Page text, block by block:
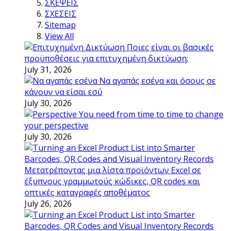
ΣΚΕΨΕΙΣ
ΣΧΕΣΕΙΣ
Sitemap
View All
Ποιες είναι οι βασικές
προϋποθέσεις για επιτυχημένη δικτύωση;
July 31, 2026
Να αγαπάς εσένα και όσους σε
κάνουν να είσαι εσύ
July 30, 2026
You need from time to time to change
your perspective
July 30, 2026
Μετατρέποντας μια λίστα προϊόντων Excel σε
έξυπνους γραμμωτούς κώδικες, QR codes και
οπτικές καταγραφές αποθέματος
July 26, 2026